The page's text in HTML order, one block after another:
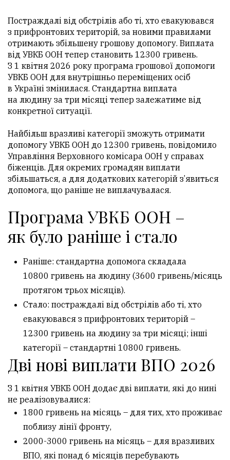
Постраждалі від обстрілів або ті, хто евакуювався
з прифронтових територій, за новими правилами
отримають збільшену грошову допомогу. Виплата
від УВКБ ООН тепер становить 12300 гривень.
З 1 квітня 2026 року програма грошової допомоги
УВКБ ООН для внутрішньо переміщених осіб
в Україні змінилася. Стандартна виплата
на людину за три місяці тепер залежатиме від
конкретної ситуації.
Найбільш вразливі категорії зможуть отримати
допомогу УВКБ ООН до 12300 гривень, повідомило
Управління Верховного комісара ООН у справах
біженців. Для окремих громадян виплати
збільшаться, а для додаткових категорій з’явиться
допомога, що раніше не виплачувалася.
Програма УВКБ ООН –
як було раніше і стало
Раніше: стандартна допомога складала
10800 гривень на людину (3600 гривень/місяць
протягом трьох місяців).
Стало: постраждалі від обстрілів або ті, хто
евакуювався з прифронтових територій –
12300 гривень на людину за три місяці; інші
категорії – стандартні 10800 гривень.
Дві нові виплати ВПО 2026
З 1 квітня УВКБ ООН додає дві виплати, які до нині
не реалізовувалися:
1800 гривень на місяць – для тих, хто проживає
поблизу лінії фронту,
2000-3000 гривень на місяць – для вразливих
ВПО, які понад 6 місяців перебувають